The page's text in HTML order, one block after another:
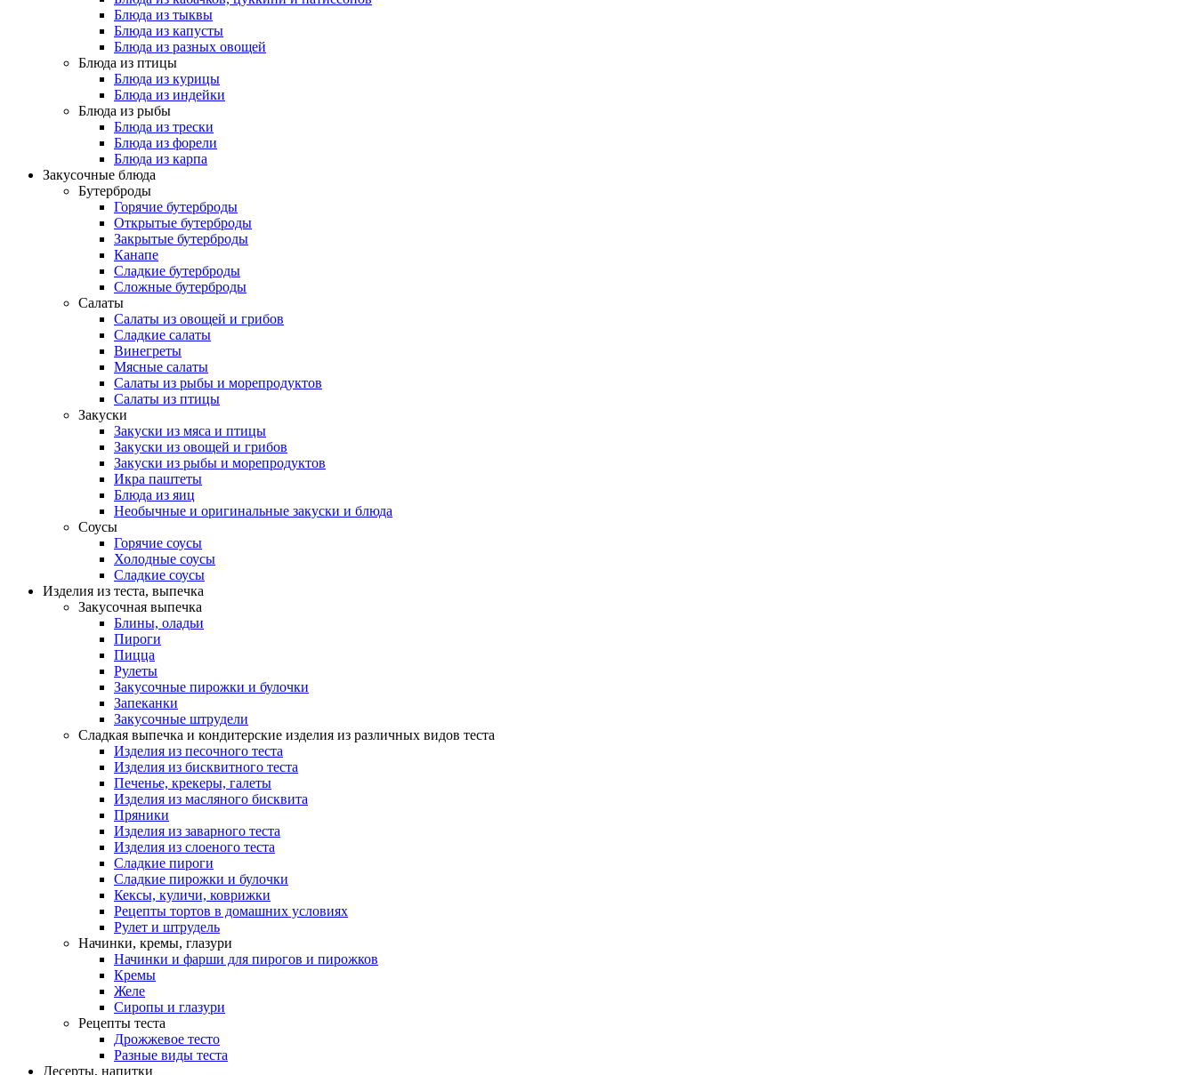
Блюда из тыквы
Блюда из капусты
Блюда из разных овощей
Блюда из птицы
Блюда из курицы
Блюда из индейки
Блюда из рыбы
Блюда из трески
Блюда из форели
Блюда из карпа
Закусочные блюда
Бутерброды
Горячие бутерброды
Открытые бутерброды
Закрытые бутерброды
Канапе
Сладкие бутерброды
Сложные бутерброды
Салаты
Салаты из овощей и грибов
Сладкие салаты
Винегреты
Мясные салаты
Салаты из рыбы и морепродуктов
Салаты из птицы
Закуски
Закуски из мяса и птицы
Закуски из овощей и грибов
Закуски из рыбы и морепродуктов
Икра паштеты
Блюда из яиц
Необычные и оригинальные закуски и блюда
Соусы
Горячие соусы
Холодные соусы
Сладкие соусы
Изделия из теста, выпечка
Закусочная выпечка
Блины, оладьи
Пироги
Пицца
Рулеты
Закусочные пирожки и булочки
Запеканки
Закусочные штрудели
Сладкая выпечка и кондитерские изделия из различных видов теста
Изделия из песочного теста
Изделия из бисквитного теста
Печенье, крекеры, галеты
Изделия из масляного бисквита
Пряники
Изделия из заварного теста
Изделия из слоеного теста
Сладкие пироги
Сладкие пирожки и булочки
Кексы, куличи, коврижки
Рецепты тортов в домашних условиях
Рулет и штрудель
Начинки, кремы, глазури
Начинки и фарши для пирогов и пирожков
Кремы
Желе
Сиропы и глазури
Рецепты теста
Дрожжевое тесто
Разные виды теста
Десерты, напитки